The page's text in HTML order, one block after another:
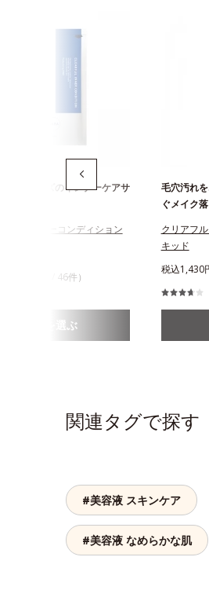
ルシリーズのインナーケアサ
ル インナーコンディション
（4.24 / 46件）
商品を選ぶ
毛穴汚れ
ぐメイク
クリアフ
キッド
税込1,430
関連タグで探す
#美容液 スキンケア
#美容液 なめらかな肌